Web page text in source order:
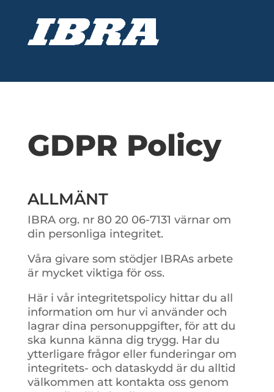
GDPR Policy
ALLMÄNT
IBRA org. nr 80 20 06-7131 värnar om
din personliga integritet.
Våra givare som stödjer IBRAs arbete
är mycket viktiga för oss.
Här i vår integritetspolicy hittar du all
information om hur vi använder och
lagrar dina personuppgifter, för att du
ska kunna känna dig trygg. Har du
ytterligare frågor eller funderingar om
integritets- och dataskydd är du alltid
välkommen att kontakta oss genom